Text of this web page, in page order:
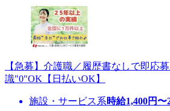
【急募】介護職／履歴書なしで即応
識"0"OK【日払いOK】
施設・サービス系時給1,400円〜